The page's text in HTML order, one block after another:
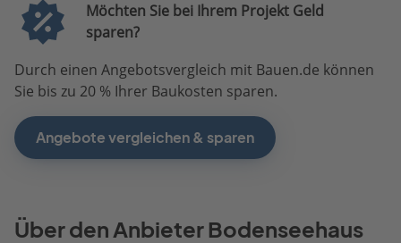
Möchten Sie bei Ihrem Projekt Geld
sparen?
Durch einen Angebotsvergleich mit Bauen.de können
Sie bis zu 20 % Ihrer Baukosten sparen.
Angebote vergleichen & sparen
Über den Anbieter Bodenseehaus